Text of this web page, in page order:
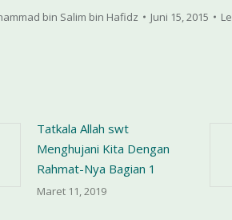
bin Salim bin Hafidz Juni 15, 2015
Tatkala Allah swt
Menghujani Kita Dengan
Rahmat-Nya Bagian 1
Maret 11, 2019